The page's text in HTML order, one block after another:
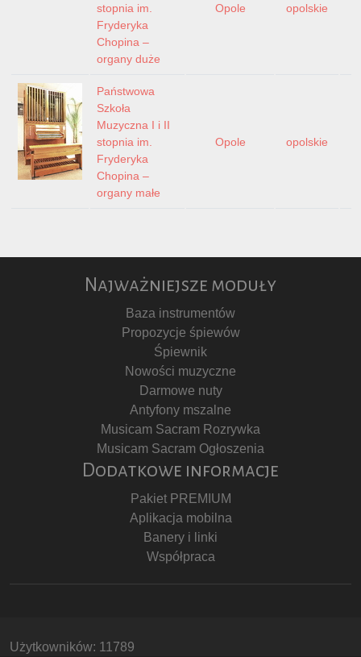
stopnia im.
Fryderyka
Chopina –
organy duże
Opole opolskie
Państwowa
Szkoła
Muzyczna I i II
stopnia im.
Fryderyka
Chopina –
organy małe
Opole opolskie
Najważniejsze moduły
Baza instrumentów
Propozycje śpiewów
Śpiewnik
Nowości muzyczne
Darmowe nuty
Antyfony mszalne
Musicam Sacram Rozrywka
Musicam Sacram Ogłoszenia
Dodatkowe informacje
Pakiet PREMIUM
Aplikacja mobilna
Banery i linki
Współpraca
Użytkowników: 11789